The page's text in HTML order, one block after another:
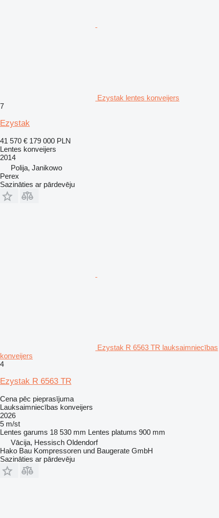
Ezystak lentes konveijers
7
Ezystak
41 570 € 179 000 PLN
Lentes konveijers
2014
Polija, Janikowo
Perex
Sazināties ar pārdevēju
Ezystak R 6563 TR lauksaimniecības
konveijers
4
Ezystak R 6563 TR
Cena pēc pieprasījuma
Lauksaimniecības konveijers
2026
5 m/st
Lentes garums 18 530 mm Lentes platums 900 mm
Vācija, Hessisch Oldendorf
Hako Bau Kompressoren und Baugerate GmbH
Sazināties ar pārdevēju